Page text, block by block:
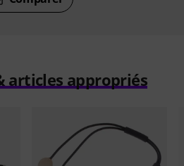
articles appropriés